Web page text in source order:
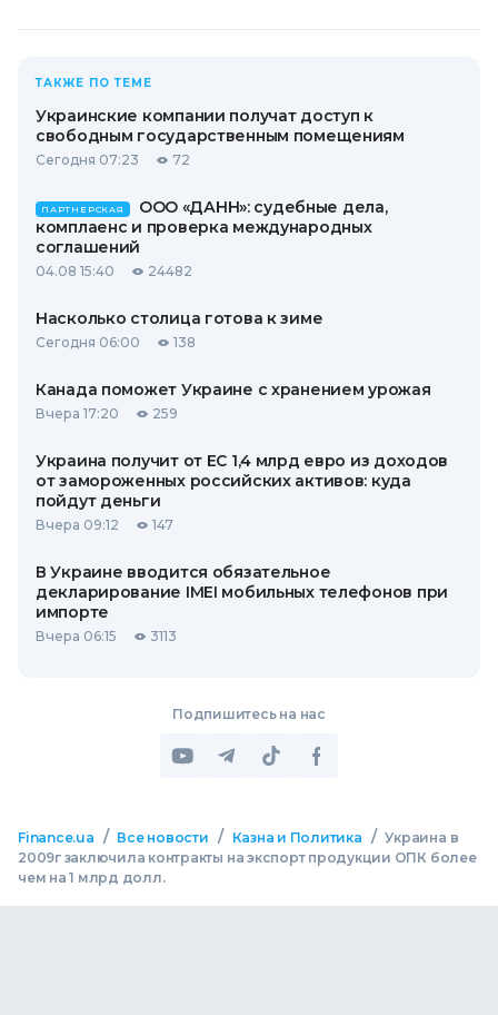
ТАКЖЕ ПО ТЕМЕ
Украинские компании получат доступ к
свободным государственным помещениям
Сегодня 07:23 72
ПАРТНЕРСКАЯ
ООО «ДАНН»: судебные дела,
комплаенс и проверка международных
соглашений
04.08 15:40 24482
Насколько столица готова к зиме
Сегодня 06:00 138
Канада поможет Украине с хранением урожая
Вчера 17:20 259
Украина получит от ЕС 1,4 млрд евро из доходов
от замороженных российских активов: куда
пойдут деньги
Вчера 09:12 147
В Украине вводится обязательное
декларирование IMEI мобильных телефонов при
импорте
Вчера 06:15 3113
Подпишитесь на нас
Finance.ua / Все новости / Казна и Политика / Украина в
2009г заключила контракты на экспорт продукции ОПК более
чем на 1 млрд долл.